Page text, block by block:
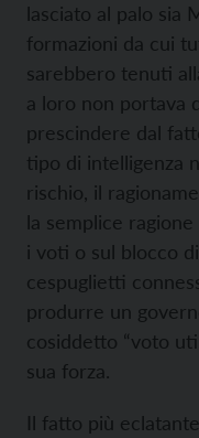
lasciato al palo sia
formazioni da cui
sarebbero tenuti
a loro non portava
prescindere dal
tipo di intelligenza
rischio, il
la semplice
i voti o sul blocco
cespuglietti
produrre un
cosiddetto “voto
sua forza.
Il fatto più